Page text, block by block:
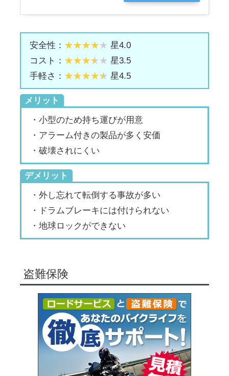
安全性：
星4.0
コスト：
星3.5
手軽さ：
星4.5
メリット
・小型のため持ち運びが用意
・アラーム付きの製品が多く安価
・破壊されにくい
デメリット
・外し忘れて転倒する事故が多い
・ドラムブレーキには付けられない
・地球ロックができない
盗難保険